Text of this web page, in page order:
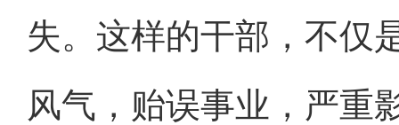
失。这样的干部，不仅
风气，贻误事业，严重